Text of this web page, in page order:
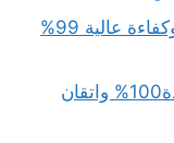
شركة تنظيف بالدلم خدمات متكاملة وكفاءة عالية 99%
سباك الرياض..افضل فني سباكة بجودة100% واتقان